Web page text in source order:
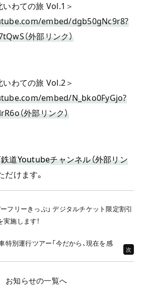
いわての旅 Vol.1＞
embed/dgb50gNc9r8?
（外部リンク）
いわての旅 Vol.2＞
embed/N_bko0FyGjo?
（外部リンク）
道Youtubeチャンネル（外部リン
けます。
フリーきっぷ」 デジタルチケット限定割引
施します！
特別運行ツアー「今だから、現在を感
次
お知らせの一覧へ